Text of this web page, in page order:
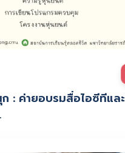
: ค่ายอบรมสื่อไอซีทีและ